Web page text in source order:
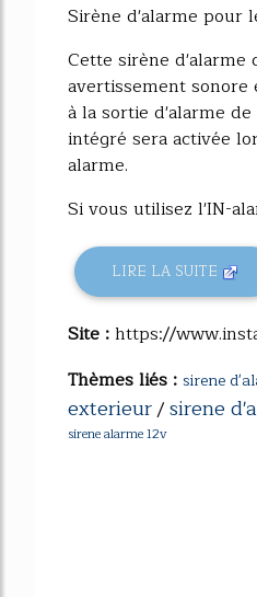
Sirène d'alarme pour
Cette sirène d'alarme
avertissement
à la sortie d'alarme
intégré sera activée
alarme.
Si vous utilisez l'IN-
LIRE LA SUITE
Site :https://
Thèmes liés : sirene
exterieur/sirene
sirene alarme 12v